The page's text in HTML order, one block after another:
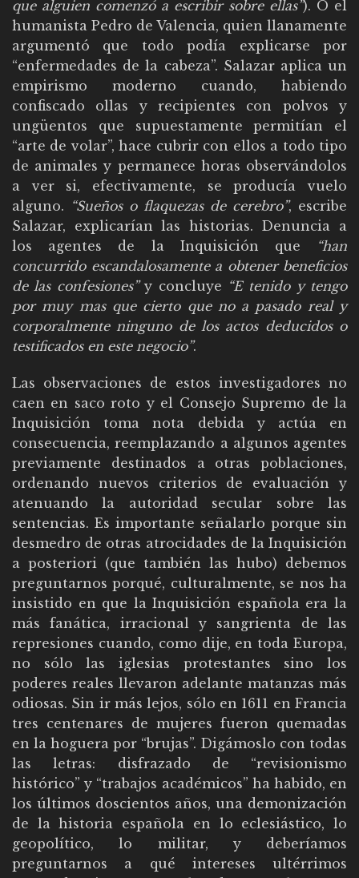
que alguien comenzó a escribir sobre ellas”). O el
humanista Pedro de Valencia, quien llanamente
argumentó que todo podía explicarse por
“enfermedades de la cabeza”. Salazar aplica un
empirismo moderno cuando, habiendo
confiscado ollas y recipientes con polvos y
ungüentos que supuestamente permitían el
“arte de volar”, hace cubrir con ellos a todo tipo
de animales y permanece horas observándolos
a ver si, efectivamente, se producía vuelo
alguno. “Sueños o flaquezas de cerebro”, escribe
Salazar, explicarían las historias. Denuncia a
los agentes de la Inquisición que
“han
concurrido escandalosamente a obtener beneficios
de las confesiones”y concluye “E tenido y tengo
por muy mas que cierto que no a pasado real y
corporalmente ninguno de los actos deducidos o
testificados en este negocio”.
Las observaciones de estos investigadores no
caen en saco roto y el Consejo Supremo de la
Inquisición toma nota debida y actúa en
consecuencia, reemplazando a algunos agentes
previamente destinados a otras poblaciones,
ordenando nuevos criterios de evaluación y
atenuando la autoridad secular sobre las
sentencias. Es importante señalarlo porque sin
desmedro de otras atrocidades de la Inquisición
a posteriori (que también las hubo) debemos
preguntarnos porqué, culturalmente, se nos ha
insistido en que la Inquisición española era la
más fanática, irracional y sangrienta de las
represiones cuando, como dije, en toda Europa,
no sólo las iglesias protestantes sino los
poderes reales llevaron adelante matanzas más
odiosas. Sin ir más lejos, sólo en 1611 en Francia
tres centenares de mujeres fueron quemadas
en la hoguera por “brujas”. Digámoslo con todas
las letras: disfrazado de “revisionismo
histórico” y “trabajos académicos” ha habido, en
los últimos doscientos años, una demonización
de la historia española en lo eclesiástico, lo
geopolítico, lo militar, y deberíamos
preguntarnos a qué intereses ultérrimos